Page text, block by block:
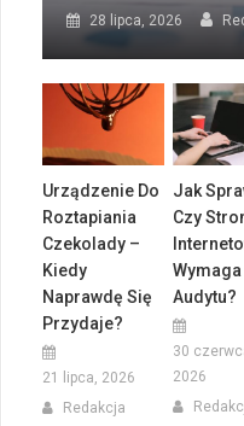
28 lipca, 2026
Urządzenie Do
Roztapiania
Czekolady –
Kiedy
Naprawdę Się
Przydaje?
21 lipca, 2026
Redakcja
Jak
Czy
Wymaga
Audytu?
30
2026